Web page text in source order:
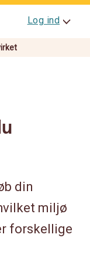
Log ind
din
miljø
forskellige